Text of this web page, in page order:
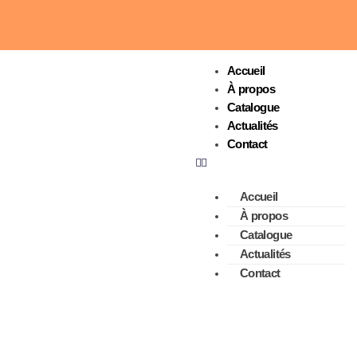
Accueil
À propos
Catalogue
Actualités
Contact
Accueil
À propos
Catalogue
Actualités
Contact